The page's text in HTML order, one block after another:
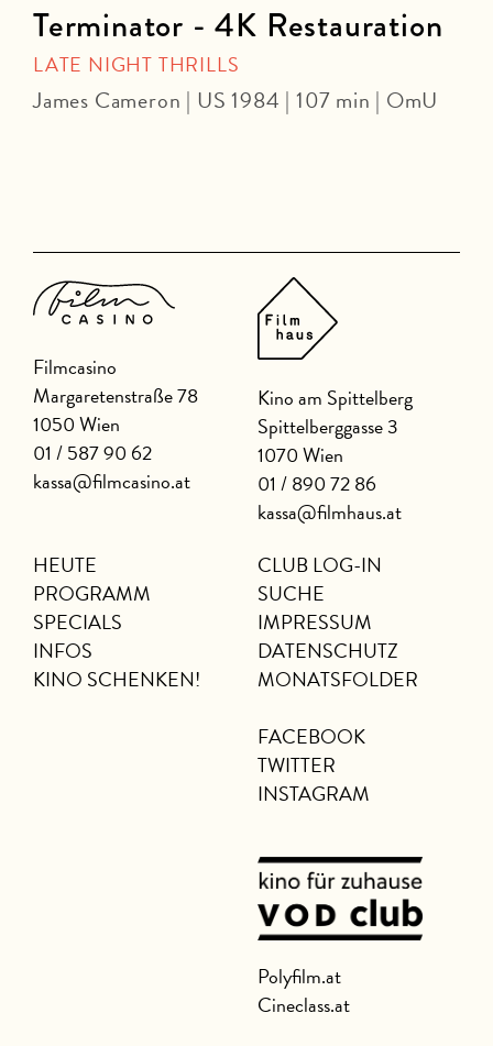
Terminator - 4K Restauration
LATE NIGHT THRILLS
James Cameron | US 1984 | 107 min | OmU
Filmcasino
Margaretenstraße 78
1050 Wien
01 / 587 90 62
kassa@filmcasino.at
Kino am Spittelberg
Spittelberggasse 3
1070 Wien
01 / 890 72 86
kassa@filmhaus.at
HEUTE
PROGRAMM
SPECIALS
INFOS
KINO SCHENKEN!
CLUB LOG-IN
SUCHE
IMPRESSUM
DATENSCHUTZ
MONATSFOLDER
FACEBOOK
TWITTER
INSTAGRAM
Polyfilm.at
Cineclass.at